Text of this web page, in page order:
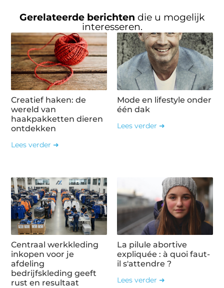
Gerelateerde berichten die u mogelijk
interesseren.
Creatief haken: de
wereld van
haakpakketten dieren
ontdekken
Lees verder ➜
Mode en lifestyle onder
één dak
Lees verder ➜
Centraal werkkleding
inkopen voor je
afdeling
bedrijfskleding geeft
rust en resultaat
La pilule abortive
expliquée : à quoi faut-
il s'attendre ?
Lees verder ➜